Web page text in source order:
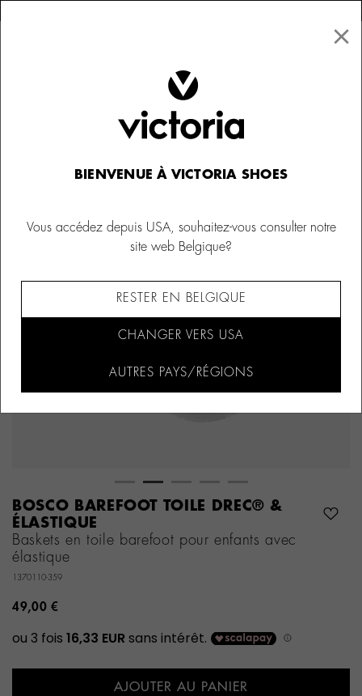
BOSCO BAREFOOT TOILE DREC® &
ÉLASTIQUE
Baskets en toile barefoot pour enfants avec
élastique
1370110-359
49,00 €
AJOUTER AU PANIER
×
BIENVENUE À VICTORIA SHOES
Vous accédez depuis USA, souhaitez-vous consulter notre
site web Belgique?
RESTER EN BELGIQUE
CHANGER VERS USA
AUTRES PAYS/RÉGIONS